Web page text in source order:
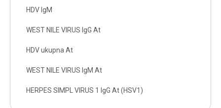
HDV IgM
WEST NILE VIRUS IgG At
HDV ukupna At
WEST NILE VIRUS IgM At
HERPES SIMPL VIRUS 1 IgG At (HSV1)